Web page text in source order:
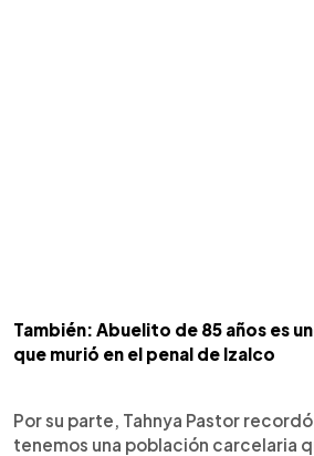
También: Abuelito de 85 años es
que murió en el penal de Izalco
Por su parte, Tahnya Pastor
tenemos una población carcelaria